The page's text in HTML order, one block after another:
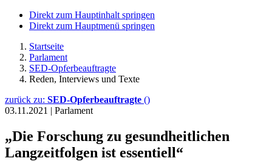
Direkt zum Hauptinhalt springen
Direkt zum Hauptmenü springen
Startseite
Parlament
SED-Opferbeauftragte
Reden, Interviews und Texte
zurück zu: SED-Opferbeauftragte ()
03.11.2021 | Parlament
„Die Forschung zu gesundheitlichen
Langzeitfolgen ist essentiell“